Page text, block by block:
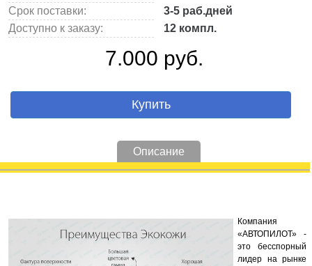
Срок поставки:
3-5 раб.дней
Доступно к заказу:
12 компл.
7.000 руб.
Купить
Описание
Компания
«АВТОПИЛОТ» -
это бесспорный
лидер на рынке